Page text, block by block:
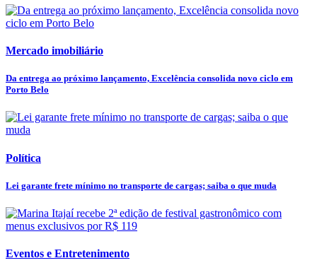
Mercado imobiliário
Da entrega ao próximo lançamento, Excelência consolida novo ciclo em
Porto Belo
Política
Lei garante frete mínimo no transporte de cargas; saiba o que muda
Eventos e Entretenimento